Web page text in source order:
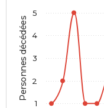
Personnes décédées
1
2
3
4
5